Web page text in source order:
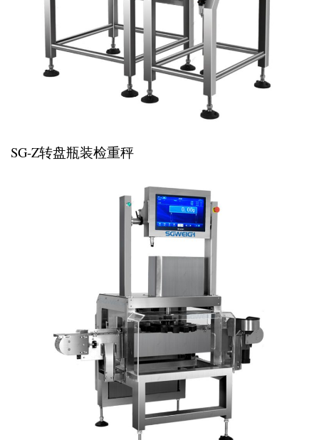
SG-Z转盘瓶装检重秤